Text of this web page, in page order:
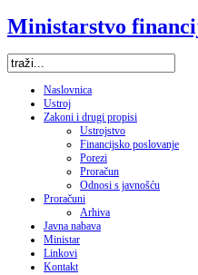
Ministarstvo
Naslovnica
Ustroj
Zakoni i drugi propisi
Ustrojstvo
Financijsko poslovanje
Porezi
Proračun
Odnosi s javnošću
Proračuni
Arhiva
Javna nabava
Ministar
Linkovi
Kontakt